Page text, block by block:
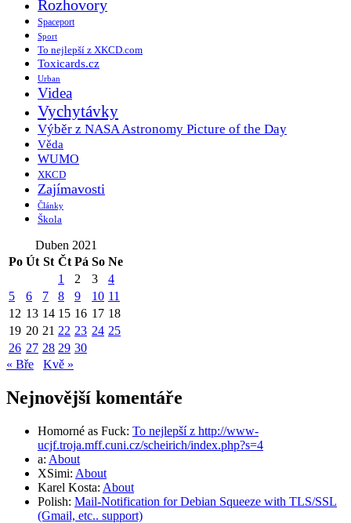
Rozhovory
Spaceport
Sport
To nejlepší z XKCD.com
Toxicards.cz
Urban
Videa
Vychytávky
Výběr z NASA Astronomy Picture of the Day
Věda
WUMO
XKCD
Zajímavosti
Články
Škola
Duben 2021
Po Út St Čt Pá So Ne
1
2 3
4
5
6 7 8 9 10 11
12 13 14 15 16 17 18
19 20 21 22 23 24 25
26 27 28 29 30
« Bře
Kvě »
Nejnovější komentáře
Homorné as Fuck: To nejlepší z http://www-
ucjf.troja.mff.cuni.cz/scheirich/index.php?s=4
a: About
XSimi: About
Karel Kosta: About
Polish: Mail-Notification for Debian Squeeze with TLS/SSL
(Gmail, etc.. support)